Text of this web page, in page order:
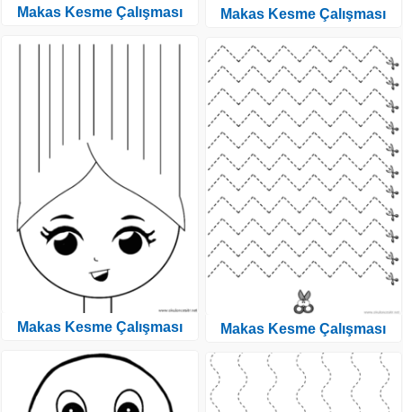
Makas Kesme Çalışması
Makas Kesme Çalışması
Makas Kesme Çalışması
Makas Kesme Çalışması